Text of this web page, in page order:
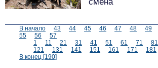
В начало
43 44 45 46 47 48 49
55
56
57
1
11 21 31 41 51 61 71 81
121
131 141 151 161 171
181
В конец [190]